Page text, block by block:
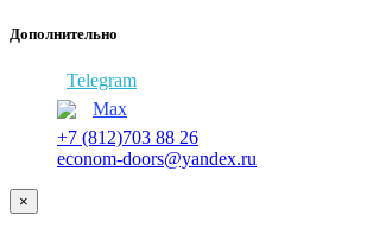
Дополнительно
Telegram
Max
+7 (812)703 88 26
econom-doors@yandex.ru
×